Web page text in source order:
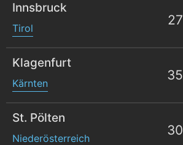
Innsbruck
Tirol
27
Klagenfurt
Kärnten
35
St. Pölten
Niederösterreich
30